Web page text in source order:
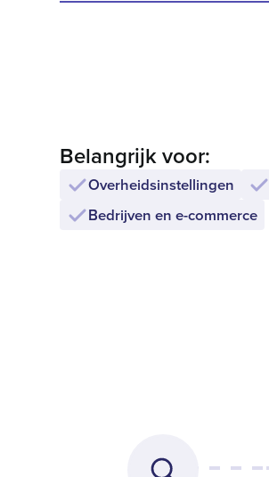
Belangrijk voor:
Overheids­instellingen
Bedrijven en e-commerce